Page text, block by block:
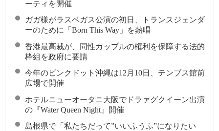
ーティを開催
ガガ様がラスベガス公演の初日、トランスジェンダ
ーのために「Born This Way」を熱唱
香港最高裁が、同性カップルの権利を保障する法的
枠組を政府に要請
今年のピンクドット沖縄は12月10日、テンブス館前
広場で開催
ホテルニューオータニ大阪でドラァグクイーン出演
の『Water Queen Night』開催
島根県で「私たちだって”いいふうふ”になりたい